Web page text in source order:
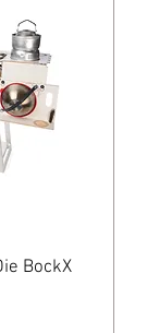
BockX